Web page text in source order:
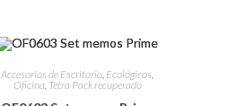
Accesorios de Escritorio, Ecológicos,
Oficina, Tetra Pack recuperado